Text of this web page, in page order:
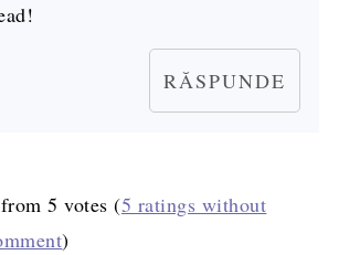
RĂSPUNDE
5 votes (5 ratings without
)